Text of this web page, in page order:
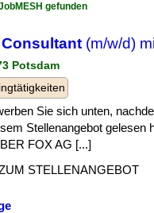
gefunden
(m/w/d)
Potsdam
Sie sich unten,
Stellenangebot
FOX AG [...]
STELLENANGEBOT